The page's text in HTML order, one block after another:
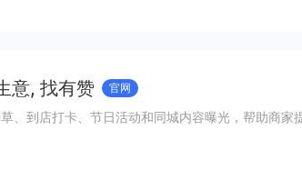
意, 找有赞 官网
、到店打卡、节日活动和同城内容曝光，帮助商家